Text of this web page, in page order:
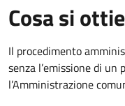
Cosa si
Il procedimento
senza l’emissione di
l’Amministrazione